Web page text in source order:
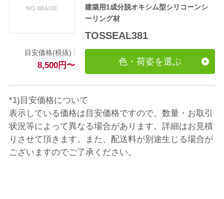
建築用1成分脱オキシム型シリコーンシ
ーリング材
TOSSEAL381
目安価格(税抜)
8,500円 〜 色・荷姿を選ぶ
*1)目安価格について
表示している価格は目安価格ですので、数量・お取引
状況等によって異なる場合があります。詳細はお見積
りさせて頂きます。また、配送料が別途生じる場合が
ございますのでご了承ください。